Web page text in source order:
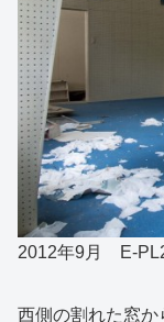
2012年9月 E-PL2
西側の割れた窓